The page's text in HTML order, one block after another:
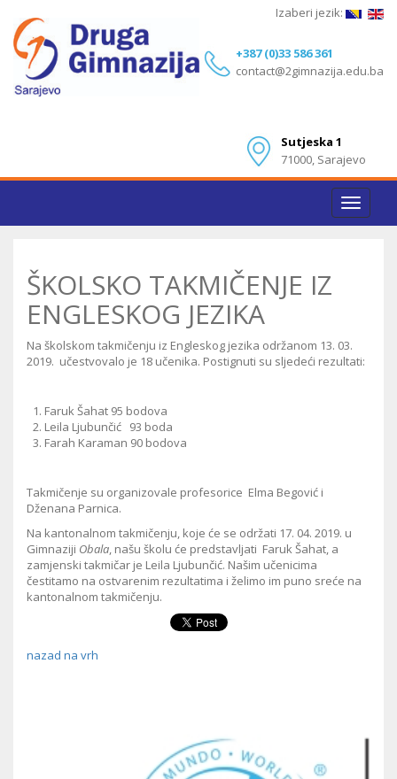
+387 (0)33 586 361
contact@2gimnazija.edu.ba
Sutjeska 1
71000, Sarajevo
Izaberi jezik:
Toggle
ŠKOLSKO TAKMIČENJE IZ
ENGLESKOG JEZIKA
Na školskom takmičenju iz Engleskog jezika održanom 13. 03.
2019. učestvovalo je 18 učenika. Postignuti su sljedeći rezultati:
Faruk Šahat 95 bodova
Leila Ljubunčić 93 boda
Farah Karaman 90 bodova
Takmičenje su organizovale profesorice Elma Begović i
Dženana Parnica.
Na kantonalnom takmičenju, koje će se održati 17. 04. 2019. u
Gimnaziji Obala, našu školu će predstavljati Faruk Šahat, a
zamjenski takmičar je Leila Ljubunčić. Našim učenicima
čestitamo na ostvarenim rezultatima i želimo im puno sreće na
kantonalnom takmičenju.
nazad na vrh